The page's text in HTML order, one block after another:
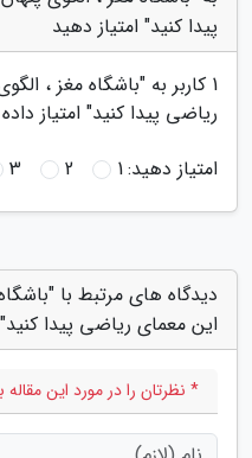
پیدا کنید" امتیاز دهید
1 کاربر به "باشگاه مغز ،
ریاضی پیدا کنید" امتیاز
امتیاز دهید:1
2
3
دیدگاه های مرتبط با
این معمای ریاضی پیدا کنید"
* نظرتان را در مورد این مقاله